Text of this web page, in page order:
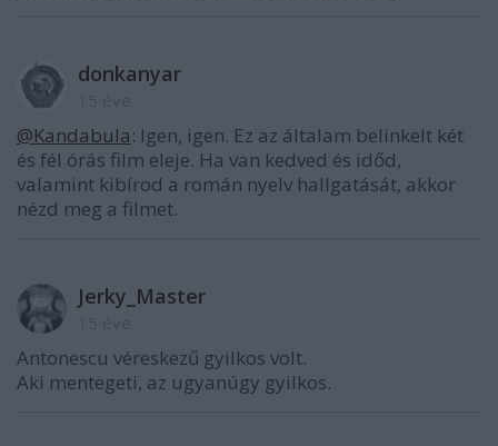
donkanyar
@Kandabula: Igen, igen. Ez az általam belinkelt két
és fél órás film eleje. Ha van kedved és időd,
valamint kibírod a román nyelv hallgatását, akkor
nézd meg a filmet.
Jerky_Master
Antonescu véreskezű gyilkos volt.
Aki mentegeti, az ugyanúgy gyilkos.